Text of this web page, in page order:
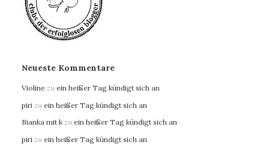
Neueste Kommentare
Violine zu ein heißer Tag kündigt sich an
piri zu ein heißer Tag kündigt sich an
Bianka mit k zu ein heißer Tag kündigt sich an
piri zu ein heißer Tag kündigt sich an